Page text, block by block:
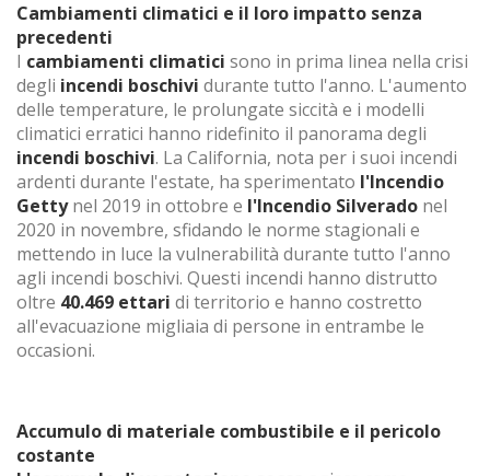
Cambiamenti climatici e il loro impatto senza
precedenti
I cambiamenti climatici sono in prima linea nella crisi
degli incendi boschivi durante tutto l'anno. L'aumento
delle temperature, le prolungate siccità e i modelli
climatici erratici hanno ridefinito il panorama degli
incendi boschivi. La California, nota per i suoi incendi
ardenti durante l'estate, ha sperimentato l'Incendio
Gettynel 2019 in ottobre e l'Incendio Silverado nel
2020 in novembre, sfidando le norme stagionali e
mettendo in luce la vulnerabilità durante tutto l'anno
agli incendi boschivi. Questi incendi hanno distrutto
oltre 40.469 ettari di territorio e hanno costretto
all'evacuazione migliaia di persone in entrambe le
occasioni.
Accumulo di materiale combustibile e il pericolo
costante
Modifica i cookie
Questo sito Web utilizza i propri cookie per raccogliere
informazioni al fine di migliorare i nostri servizi. Se continui
a navigare accetti la loro installazione. L'utente ha la